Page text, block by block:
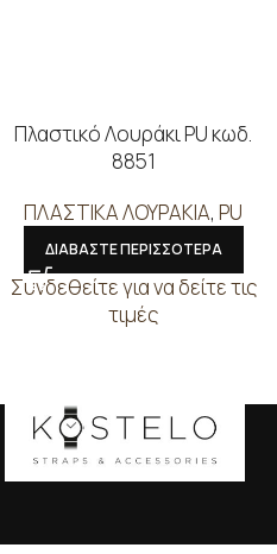
Πλαστικό Λουράκι PU κωδ.
8851
ΠΛΑΣΤΙΚΑ ΛΟΥΡΑΚΙΑ, PU
ΔΙΑΒΑΣΤΕ ΠΕΡΙΣΣΟΤΕΡΑ
Συνδεθείτε για να δείτε τις
τιμές